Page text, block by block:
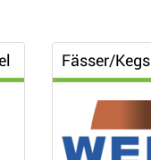
Fässer/Kegs